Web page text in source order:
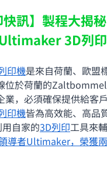
快訊】製程大揭
Ultimaker 3D列
印機是來自荷蘭、歐盟
位於荷蘭的
業，必須確保提供給客
印機皆為高效能、高品
自家的3D列印工具來
導者Ultimaker，榮獲